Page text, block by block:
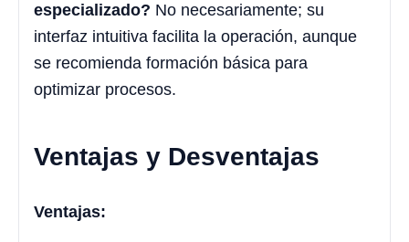
especializado? No necesariamente; su
interfaz intuitiva facilita la operación, aunque
se recomienda formación básica para
optimizar procesos.
Ventajas y Desventajas
Ventajas: